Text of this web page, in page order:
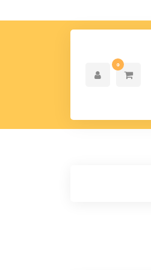
0